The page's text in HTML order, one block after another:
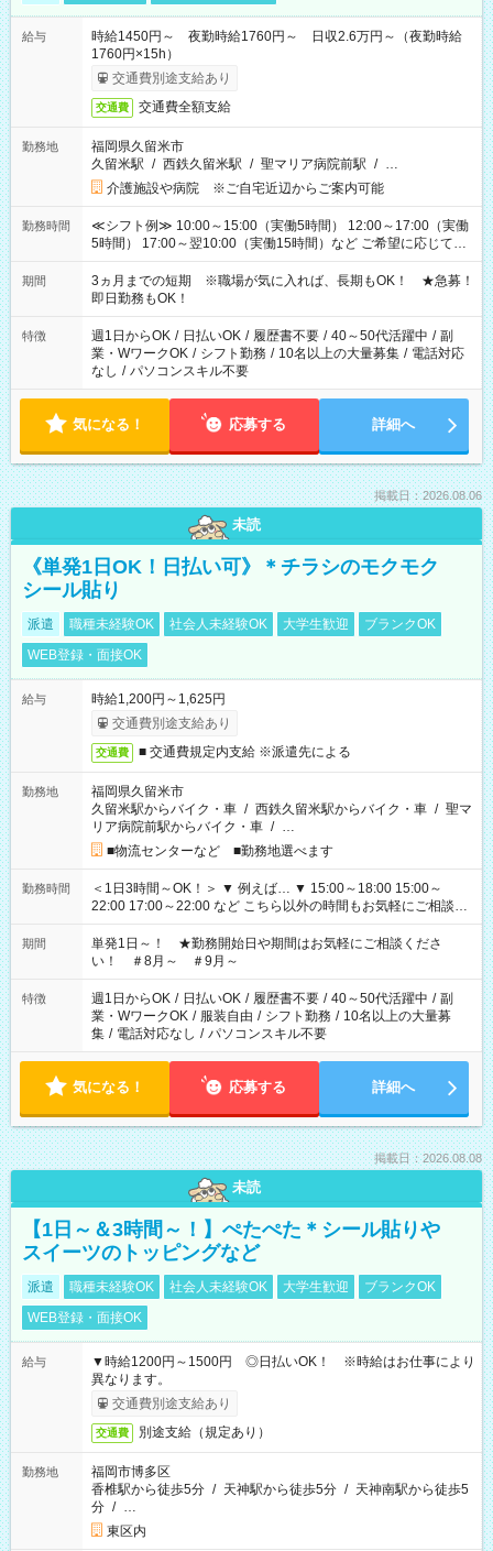
給与
時給1450円～ 夜勤時給1760円～ 日収2.6万円～（夜勤時給
1760円×15h）
交通費別途支給あり
交通費 交通費全額支給
勤務地
福岡県久留米市
久留米駅 / 西鉄久留米駅 / 聖マリア病院前駅 / …
介護施設や病院 ※ご自宅近辺からご案内可能
勤務時間
≪シフト例≫ 10:00～15:00（実働5時間） 12:00～17:00（実働
5時間） 17:00～翌10:00（実働15時間）など ご希望に応じて、
働く時間は調整できます！ お気軽に担当へ相談ください！
期間
3ヵ月までの短期 ※職場が気に入れば、長期もOK！ ★急募！
即日勤務もOK！
特徴 週1日からOK / 日払いOK / 履歴書不要 / 40～50代活躍中 / 副
業・WワークOK / シフト勤務 / 10名以上の大量募集 / 電話対応
なし / パソコンスキル不要
気になる！ 応募する 詳細へ
掲載日：2026.08.06
未読
《単発1日OK！日払い可》＊チラシのモクモク
シール貼り
派遣 職種未経験OK 社会人未経験OK 大学生歓迎
ブランクOK
WEB登録・面接OK
給与
時給1,200円～1,625円
交通費別途支給あり
交通費 ■ 交通費規定内支給 ※派遣先による
勤務地
福岡県久留米市
久留米駅からバイク・車 / 西鉄久留米駅からバイク・車 / 聖マ
リア病院前駅からバイク・車 / …
■物流センターなど ■勤務地選べます
勤務時間
＜1日3時間～OK！＞ ▼ 例えば… ▼ 15:00～18:00 15:00～
22:00 17:00～22:00 など こちら以外の時間もお気軽にご相談く
ださい！
期間
単発1日～！ ★勤務開始日や期間はお気軽にご相談くださ
い！ ＃8月～ ＃9月～
特徴 週1日からOK / 日払いOK / 履歴書不要 / 40～50代活躍中 / 副
業・WワークOK / 服装自由 / シフト勤務 / 10名以上の大量募
集 / 電話対応なし / パソコンスキル不要
気になる！ 応募する 詳細へ
掲載日：2026.08.08
未読
【1日～＆3時間～！】ぺたぺた＊シール貼りや
スイーツのトッピングなど
派遣 職種未経験OK 社会人未経験OK 大学生歓迎
ブランクOK
WEB登録・面接OK
給与
▼時給1200円～1500円 ◎日払いOK！ ※時給はお仕事により
異なります。
交通費別途支給あり
交通費 別途支給（規定あり）
勤務地
福岡市博多区
香椎駅から徒歩5分 / 天神駅から徒歩5分 / 天神南駅から徒歩5
分 / …
東区内